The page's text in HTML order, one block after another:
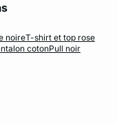
noireT-shirt et top rose
cotonPull noir